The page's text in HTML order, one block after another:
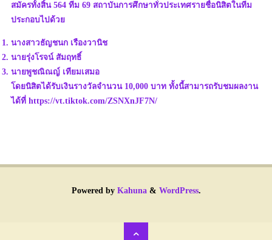
สมัครทั้งสิ้น 564 ทีม 69 สถาบันการศึกษาทั่วประเทศรายชื่อนิสิตในทีม
ประกอบไปด้วย
นางสาวธัญชนก เรืองวานิช
นายรุ่งโรจน์ สัมฤทธิ์
นายพูชณิณญ์ เทียมเสมอ
โดยนิสิตได้รับเงินรางวัลจำนวน 10,000 บาท ทั้งนี้สามารถรับชมผลงาน
ได้ที่ https://vt.tiktok.com/ZSNXnJF7N/
Powered byKahuna& WordPress.
Back